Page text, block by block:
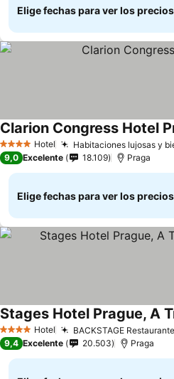
Elige fechas para ver los
4 EstrellasHotel Habitaciones lujosas y
Clarion Congress Hotel
9,0 Excelente 18.109 Praga
Elige fechas para ver los
4 EstrellasHotel BACKSTAGE
Stages Hotel Prague, A
9,4 Excelente 20.503 Praga